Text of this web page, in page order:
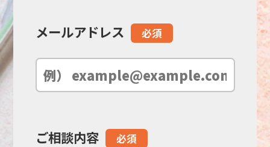
空
ま
メールアドレス 必須
ご相談内容 必須